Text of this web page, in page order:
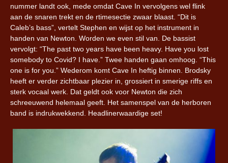
nummer landt ook, mede omdat Cave In vervolgens wel flink
aan de snaren trekt en de rtimesectie zwaar blaast. “Dit is
Caleb’s bass”, vertelt Stephen en wijst op het instrument in
handen van Newton. Worden we even stil van. De bassist
vervolgt: “The past two years have been heavy. Have you lost
somebody to Covid? I have.” Twee handen gaan omhoog. “This
one is for you.” Wederom komt Cave In heftig binnen. Brodsky
heeft er verder zichtbaar plezier in, grossiert in smerige riffs en
sterk vocaal werk. Dat geldt ook voor Newton die zich
schreeuwend helemaal geeft. Het samenspel van de herboren
band is indrukwekkend. Headlinerwaardige set!